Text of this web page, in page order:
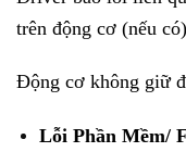
trên động cơ (nếu
Động cơ không giữ
Lỗi Phần Mềm/